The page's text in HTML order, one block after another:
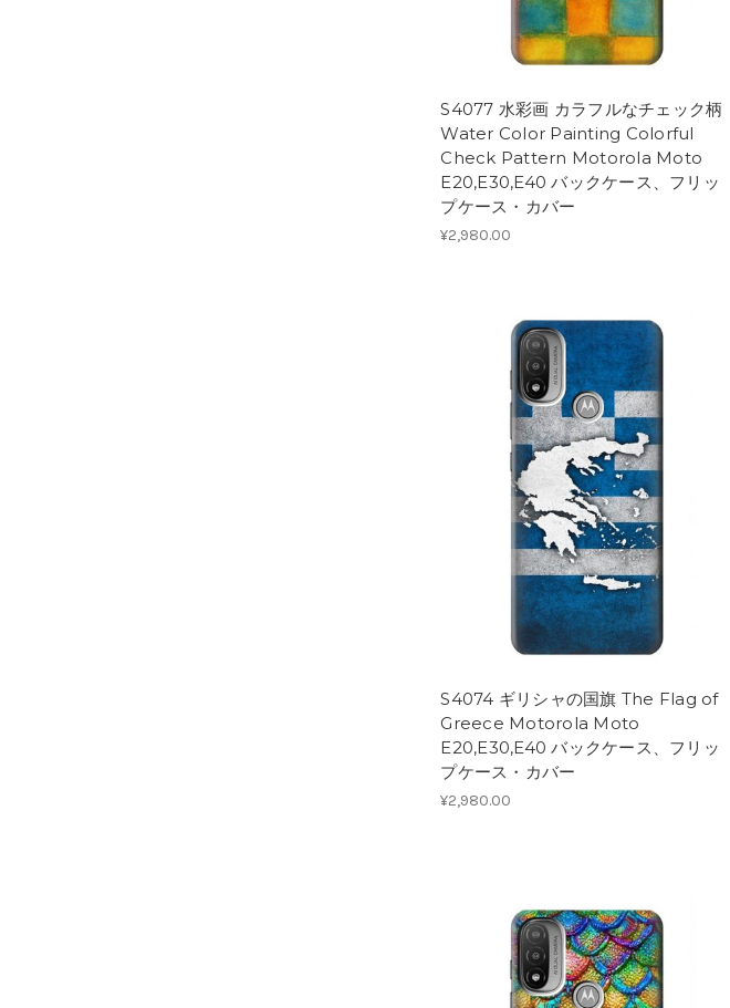
S4077 水彩画 カラフルなチェック柄
Water Color Painting Colorful
Check Pattern Motorola Moto
E20,E30,E40 バックケース、フリッ
プケース・カバー
¥2,980.00
S4074 ギリシャの国旗 The Flag of
Greece Motorola Moto
E20,E30,E40 バックケース、フリッ
プケース・カバー
¥2,980.00